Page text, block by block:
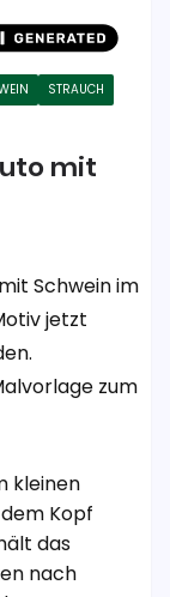
STRAUCH
mit
Schwein im
jetzt
kleinen
Kopf
das
nach